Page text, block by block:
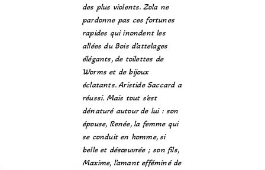
des plus violents. Zola ne
pardonne pas ces fortunes
rapides qui inondent les
allées du Bois d’attelages
élégants, de toilettes de
Worms et de bijoux
éclatants. Aristide Saccard a
réussi. Mais tout s’est
dénaturé autour de lui : son
épouse, Renée, la femme qui
se conduit en homme, si
belle et désœuvrée ; son fils,
Maxime, l’amant efféminé de